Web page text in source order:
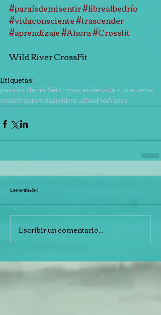
#paraísdemisentir#librealbedrío
#vidaconsciente#trascender
#aprendizaje#Ahora#Crossfit
Wild River CrossFit
Etiquetas:
paraíso de mi Sentirtrascendervida consciente
crossfitaprendizajelibre albedríoAhora
Comentarios
Escribir un comentario...